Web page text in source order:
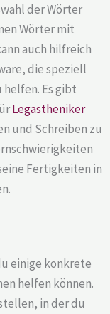
der Wörter
Wörter mit
auch hilfreich
die speziell
Es gibt
Legastheniker
und Schreiben zu
Fertigkeiten in
einige konkrete
helfen können.
in der du